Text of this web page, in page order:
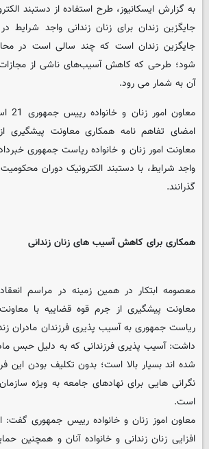
به گزارش ایسکانیوز، طرح استفاده از دستبند
جایگزین زندان برای زنان زندانی واجد شرایط
جایگزین زندان است که چند سالی است در
شود؛ طرحی که کاهش آسیب‌های ناشی از مجازات
آن به شمار می رود.
امضای تفاهم نامه همکاری معاونت پیشگیری
معاونت امور زنان و خانواده ریاست جمهوری
واجد شرایط، با دستبند الکترونیک دوران
گذرانند.
همکاری برای کاهش آسیب های زنان زندانی
معصومه ابتکار در همین زمینه در مراسم
معاونت پیشگیری از جرم قوه قضاییه با معاونت
ریاست جمهوری به آسیب پذیری فرزندان مادران
داشت: آسیب پذیری فرزندانی که به دلیل حبس
شده اند بسیار بالا است؛ بدون تکلیف بودن این
نگرانی هایی برای نهادهای جامعه به ویژه
است.
معاون اموز زنان و خانواده رییس جمهوری گفت:
افزایی زنان زندانی و خانواده آنان و همچنین